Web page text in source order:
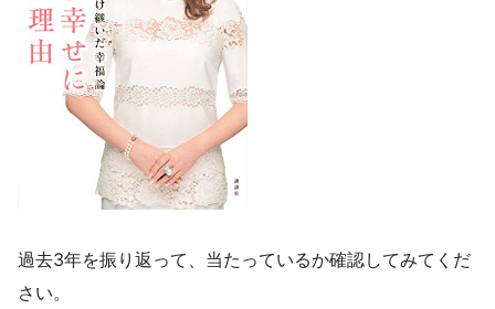
過去3年を振り返って、当たっているか確認してみてくだ
さい。